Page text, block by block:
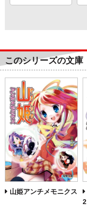
このシリーズの文庫
山姫アンチメモニクス
2